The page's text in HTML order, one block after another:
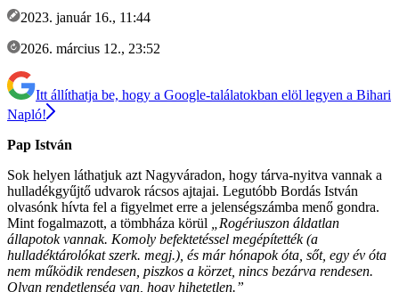
2023. január 16., 11:44
2026. március 12., 23:52
Itt állíthatja be, hogy a Google-találatokban elöl legyen a Bihari
Napló!
Pap István
Sok helyen láthatjuk azt Nagyváradon, hogy tárva-nyitva vannak a
hulladékgyűjtő udvarok rácsos ajtajai. Legutóbb Bordás István
olvasónk hívta fel a figyelmet erre a jelenségszámba menő gondra.
Mint fogalmazott, a tömbháza körül
„Rogériuszon áldatlan
állapotok vannak. Komoly befektetéssel megépítették (a
hulladéktárolókat szerk. megj.), és már hónapok óta, sőt, egy év óta
nem működik rendesen, piszkos a körzet, nincs bezárva rendesen.
Olyan rendetlenség van, hogy hihetetlen.”